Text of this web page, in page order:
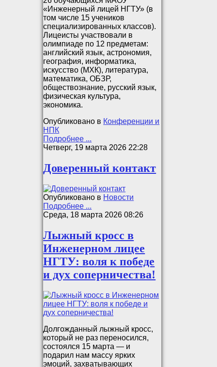
«Инженерный лицей НГТУ» (в
том числе 15 учеников
специализированных классов).
Лицеисты участвовали в
олимпиаде по 12 предметам:
английский язык, астрономия,
география, информатика,
искусство (МХК), литература,
математика, ОБЗР,
обществознание, русский язык,
физическая культура,
экономика.
Опубликовано в Конференции и
НПК
Подробнее ...
Четверг, 19 марта 2026 22:28
Доверенный контакт
Опубликовано в Новости
Подробнее ...
Среда, 18 марта 2026 08:26
Лыжный кросс в
Инженерном лицее
НГТУ: воля к победе
и дух соперничества!
Долгожданный лыжный кросс,
который не раз переносился,
состоялся 15 марта — и
подарил нам массу ярких
эмоций, захватывающих